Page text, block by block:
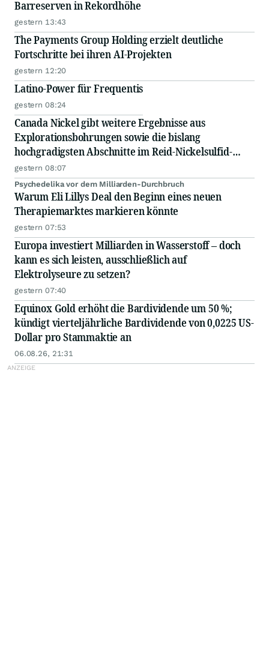
Barreserven in Rekordhöhe
gestern 13:43
The Payments Group Holding erzielt deutliche
Fortschritte bei ihren AI-Projekten
gestern 12:20
Latino-Power für Frequentis
gestern 08:24
Canada Nickel gibt weitere Ergebnisse aus
Explorationsbohrungen sowie die bislang
hochgradigsten Abschnitte im Reid-Nickelsulfid-
Projekt bekannt
gestern 08:07
Psychedelika vor dem Milliarden-Durchbruch
Warum Eli Lillys Deal den Beginn eines neuen
Therapiemarktes markieren könnte
gestern 07:53
Europa investiert Milliarden in Wasserstoff – doch
kann es sich leisten, ausschließlich auf
Elektrolyseure zu setzen?
gestern 07:40
Equinox Gold erhöht die Bardividende um 50 %;
kündigt vierteljährliche Bardividende von 0,0225 US-
Dollar pro Stammaktie an
06.08.26, 21:31